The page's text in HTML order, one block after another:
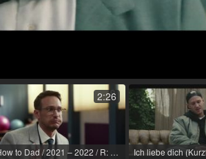
How to Dad / 2021 – 2022 / R: Jakob Lass / ARD
2:26